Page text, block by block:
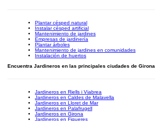
Plantar césped natural
Instalar césped artificial
Mantenimiento de jardines
Empresas de jardinería
Plantar árboles
Mantenimiento de jardines en comunidades
Instalación de huertos
Encuentra Jardineros en las principales ciudades de Girona
Jardineros en Riells i Viabrea
Jardineros en Caldes de Malavella
Jardineros en Lloret de Mar
Jardineros en Palafrugell
Jardineros en Girona
Jardineros en Figueres